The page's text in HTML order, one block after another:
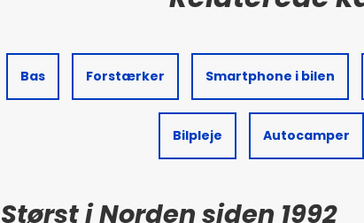
Bas Forstærker Smartphone i bilen
Bilpleje Autocamper
i Norden siden 1992